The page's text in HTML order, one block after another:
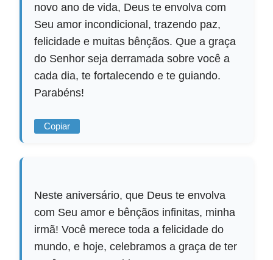
novo ano de vida, Deus te envolva com
Seu amor incondicional, trazendo paz,
felicidade e muitas bênçãos. Que a graça
do Senhor seja derramada sobre você a
cada dia, te fortalecendo e te guiando.
Parabéns!
Copiar
Neste aniversário, que Deus te envolva
com Seu amor e bênçãos infinitas, minha
irmã! Você merece toda a felicidade do
mundo, e hoje, celebramos a graça de ter